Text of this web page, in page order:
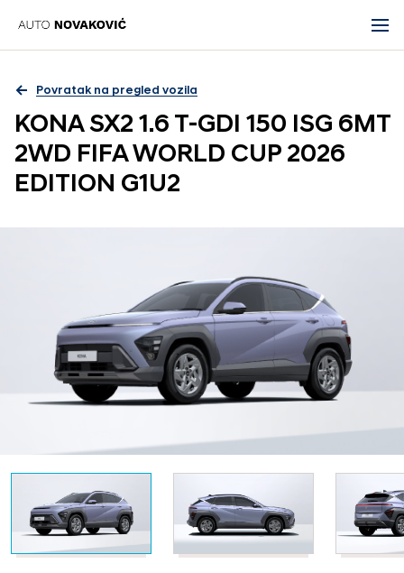
Povratak na pregled vozila
KONA SX2 1.6 T-GDI 150 ISG 6MT
2WD FIFA WORLD CUP 2026
EDITION G1U2